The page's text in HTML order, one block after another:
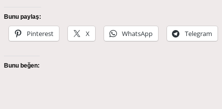
Bunu paylaş:
Pinterest X WhatsApp Telegram
Bunu beğen: